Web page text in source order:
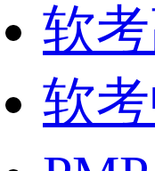
软
软